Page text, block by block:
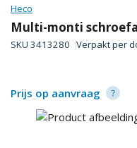
Heco
Multi-monti
SKU 3413280 Verpakt per
Prijs op aanvraag